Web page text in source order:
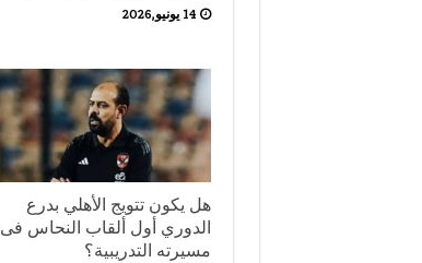
14 يونيو,2026
هل يكون تتويج الأهلي بدرع
الدوري أول ألقاب النحاس فى
مسيرته التدريبية؟